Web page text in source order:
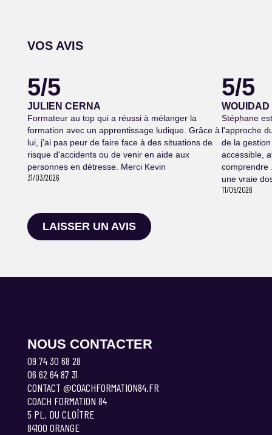
VOS AVIS
5/5
JULIEN CERNA
Formateur au top qui a réussi à mélanger la
formation avec un apprentissage ludique. Grâce à
lui, j'ai pas peur de faire face à des situations de
risque d'accidents ou de venir en aide aux
personnes en détresse. Merci Kevin
31/03/2026
5/5
WOUIDAD
Stéphane
l'approche
de la
accessible,
comprendre
une vraie
11/05/2026
LAISSER UN AVIS
NOUS CONTACTER
09 74 30 68 28
06 62 64 87 31
CONTACT @COACHFORMATION84.FR
COACH FORMATION 84
5 PL. DU CLOÎTRE
84100 ORANGE